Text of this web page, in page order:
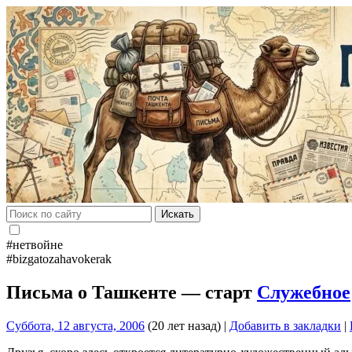
Искать
#нетвойне
#bizgatozahavokerak
Письма о Ташкенте — старт Служебное
Суббота, 12 августа, 2006 (20 лет назад) | Добавить в закладки |